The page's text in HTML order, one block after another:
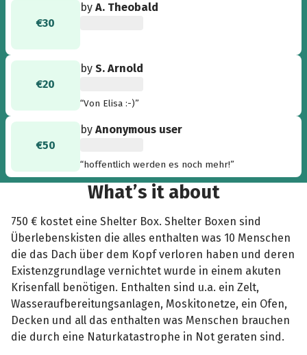
€30
byA. Theobald
€20
byS. Arnold
“Von Elisa :-)”
€50
byAnonymous user
“hoffentlich werden es noch mehr!”
What’s it about
750 € kostet eine Shelter Box. Shelter Boxen sind
Überlebenskisten die alles enthalten was 10 Menschen
die das Dach über dem Kopf verloren haben und deren
Existenzgrundlage vernichtet wurde in einem akuten
Krisenfall benötigen. Enthalten sind u.a. ein Zelt,
Wasseraufbereitungsanlagen, Moskitonetze, ein Ofen,
Decken und all das enthalten was Menschen brauchen
die durch eine Naturkatastrophe in Not geraten sind.